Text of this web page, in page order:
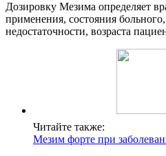
Дозировку Мезима определяет
применения, состояния
недостаточности, возраста
Читайте также:
Мезим форте при